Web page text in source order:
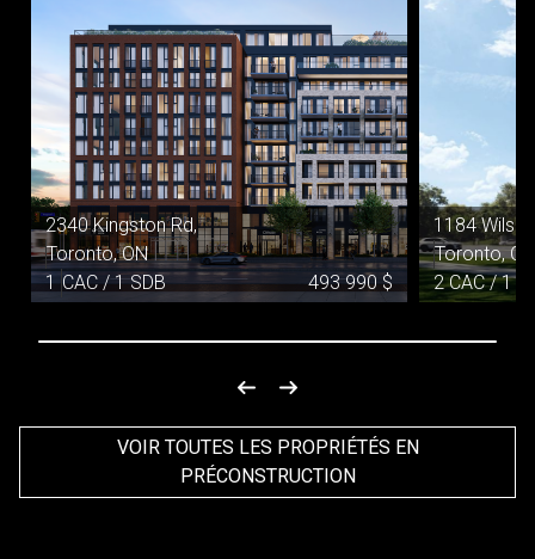
2340 Kingston Rd,
Toronto, ON
1CAC / 1SDB 493 990$
1184
Toronto, ON
2 CAC / 1
VOIR TOUTES LES PROPRIÉTÉS EN
PRÉCONSTRUCTION